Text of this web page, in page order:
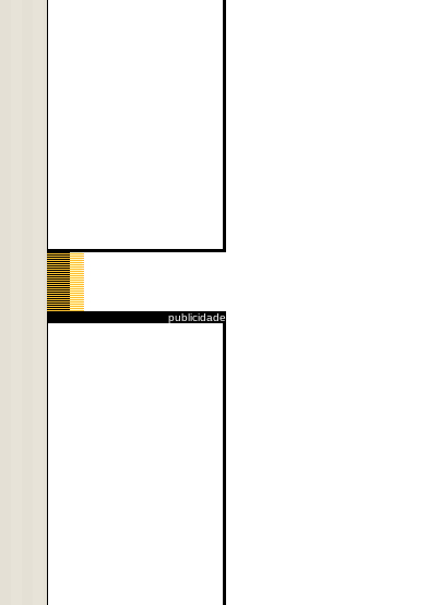
publicidade